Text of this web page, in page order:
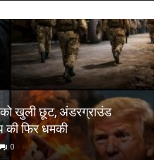
खुली छूट, अंडरग्राउंड
की फिर धमकी
0